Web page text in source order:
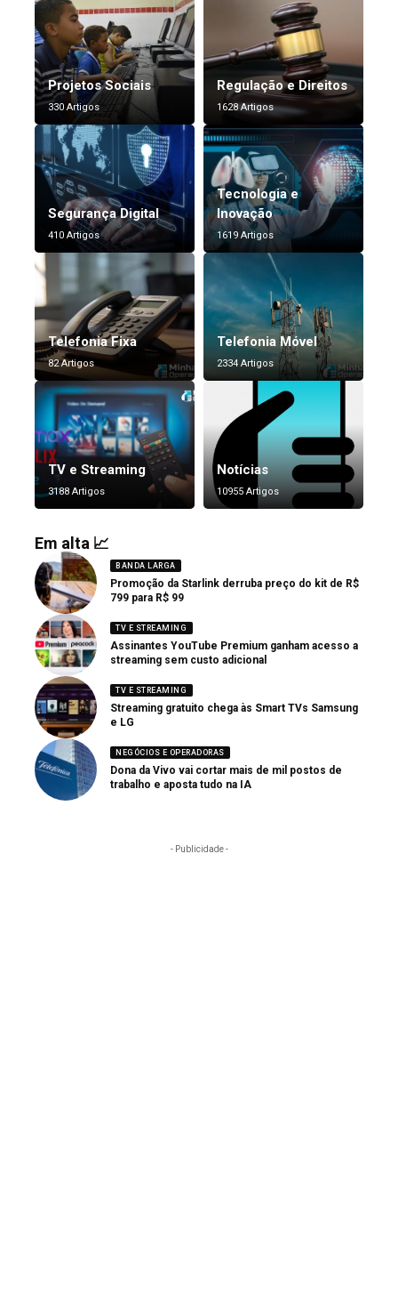
Projetos Sociais
330 Artigos
Regulação e Direitos
1628 Artigos
Segurança Digital
410 Artigos
Tecnologia e
Inovação
1619 Artigos
Telefonia Fixa
82 Artigos
Telefonia Móvel
2334 Artigos
TV e Streaming
3188 Artigos
Notícias
10955 Artigos
Em alta 📈
BANDA LARGA
Promoção da Starlink derruba preço do kit de R$
799 para R$ 99
TV E STREAMING
Assinantes YouTube Premium ganham acesso a
streaming sem custo adicional
TV E STREAMING
Streaming gratuito chega às Smart TVs Samsung
e LG
NEGÓCIOS E OPERADORAS
Dona da Vivo vai cortar mais de mil postos de
trabalho e aposta tudo na IA
- Publicidade -